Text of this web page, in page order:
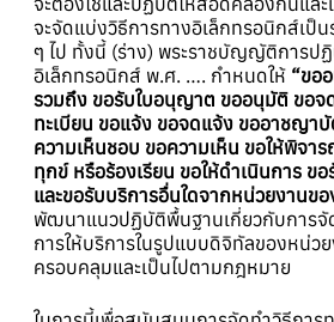
จะจัดแบ่งวิธีการทางอิเล็กทรอนิกส์เป็น
ๆ ไป ทั้งนี้ (ร่าง) พระราชบัญญัติการป
อิเล็กทรอนิกส์ พ.ศ. …. กำหนดให้ “ขอ
รวมถึง ขอรับใบอนุญาต ขออนุมัติ ขอจ
ทะเบียน ขอแจ้ง ขอจดแจ้ง ขออาชญา
ความเห็นชอบ ขอความเห็น ขอให้พิจา
ทุกข์ หรือร้องเรียน ขอให้ดำเนินการ ข
และขอรับบริการอื่นใดจากหน่วยงานขอ
พัฒนาแนวปฏิบัติพื้นฐานเกี่ยวกับการจั
การให้บริการในรูปแบบดิจิทัลของหน่ว
ครอบคลุมและเป็นไปตามกฎหมาย